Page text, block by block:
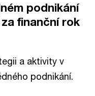
podnikání
finanční rok
a aktivity v
podnikání.